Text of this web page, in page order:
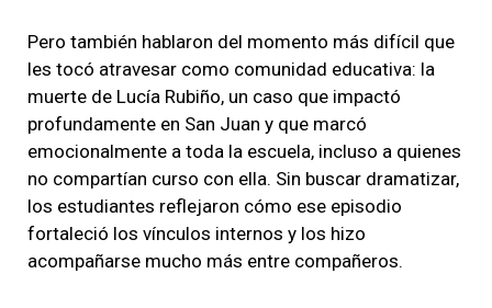
Pero también hablaron del momento más difícil que
les tocó atravesar como comunidad educativa: la
muerte de Lucía Rubiño, un caso que impactó
profundamente en San Juan y que marcó
emocionalmente a toda la escuela, incluso a quienes
no compartían curso con ella. Sin buscar dramatizar,
los estudiantes reflejaron cómo ese episodio
fortaleció los vínculos internos y los hizo
acompañarse mucho más entre compañeros.